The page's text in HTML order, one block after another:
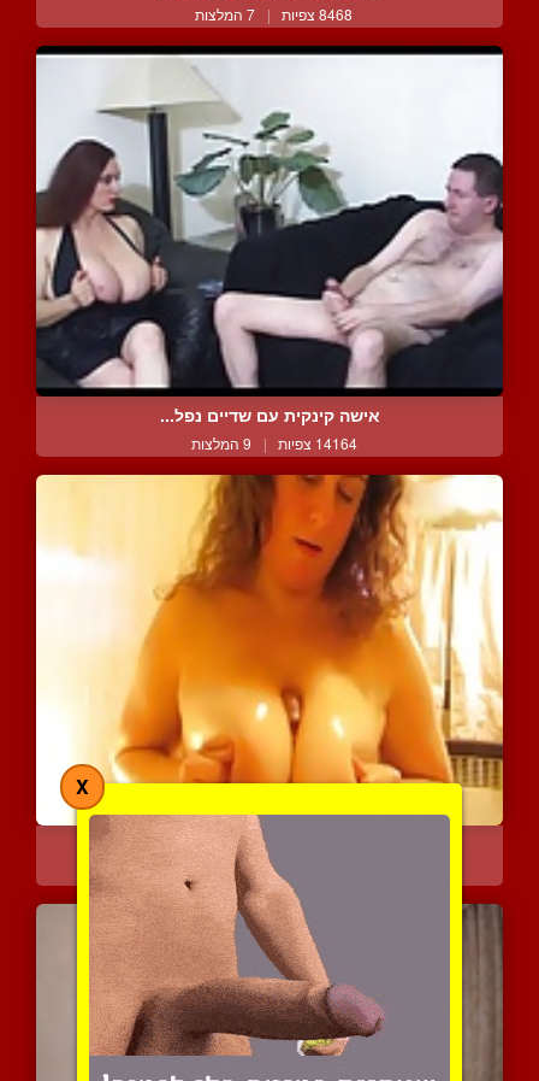
8468 צפיות | 7 המלצות
אישה קינקית עם שדיים נפל...
14164 צפיות | 9 המלצות
דחוף אותו בדיוק שם
| 0 המלצות
X